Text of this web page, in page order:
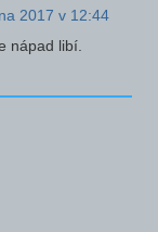
2017 v 12:44
nápad libí.